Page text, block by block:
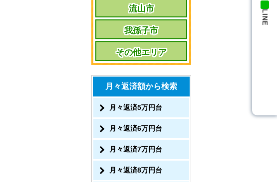
LINE
流山市
我孫子市
その他エリア
月々返済額から検索
月々返済5万円台
月々返済6万円台
月々返済7万円台
月々返済8万円台